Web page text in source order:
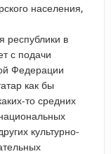
населения,
республики в
с подачи
Федерации
как бы
то средних
культурно-